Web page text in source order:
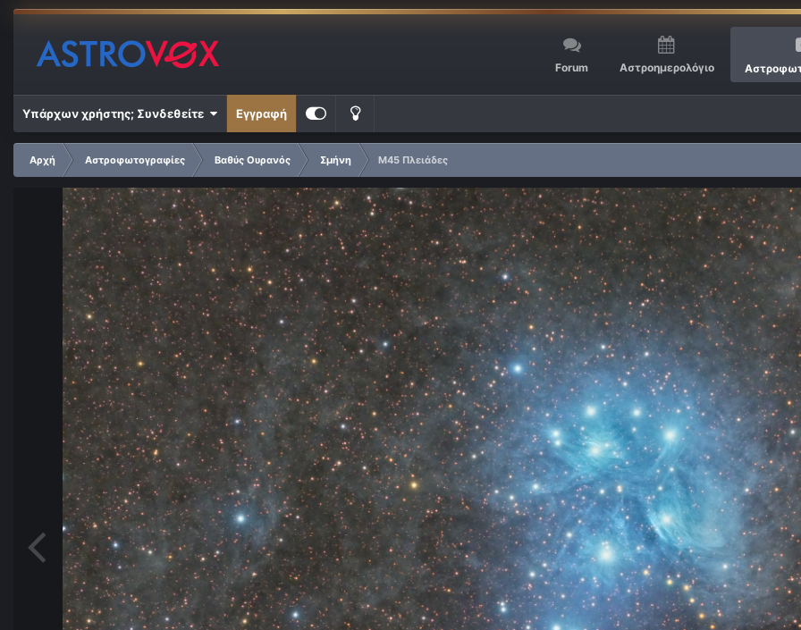
Forum Αστροημερολόγιο
Υπάρχων χρήστης; Συνδεθείτε Εγγραφή
Αρχή Αστροφωτογραφίες Βαθύς Ουρανός Σμήνη M45 Πλειάδες